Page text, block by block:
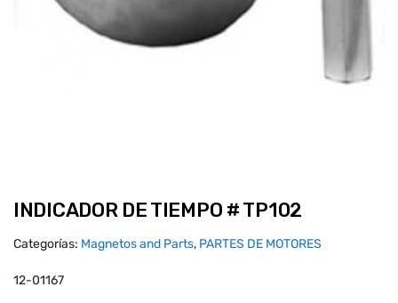
INDICADOR DE TIEMPO # TP102
Categorías: Magnetos and Parts, PARTES DE MOTORES
12-01167